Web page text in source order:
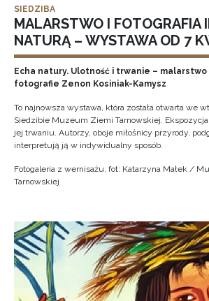
SIEDZIBA
MALARSTWO I FOTOGRAFIA
NATURĄ – WYSTAWA OD 7
Echa natury. Ulotność i trwanie – malarstwo
fotografie Zenon Kosiniak-Kamysz
To najnowsza wystawa, która została otwarta we
Siedzibie Muzeum Ziemi Tarnowskiej.
jej trwaniu. Autorzy, oboje miłośnicy przyrody,
interpretują ją w indywidualny sposób.
Fotogaleria z wernisażu, fot: Katarzyna Małek /
Tarnowskiej